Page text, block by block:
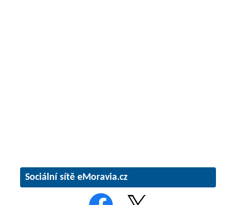
Sociální sítě eMoravia.cz